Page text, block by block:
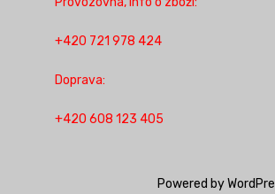
+420 721 978 424
Doprava:
+420 608 123 405
Powered by